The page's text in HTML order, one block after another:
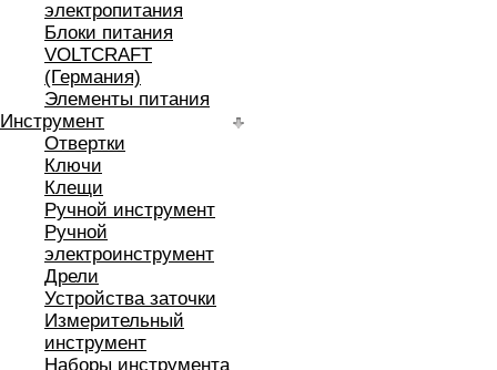
электропитания
Блоки питания
VOLTCRAFT
(Германия)
Элементы питания
Инструмент
Отвертки
Ключи
Клещи
Ручной инструмент
Ручной
электроинструмент
Дрели
Устройства заточки
Измерительный
инструмент
Наборы инструмента